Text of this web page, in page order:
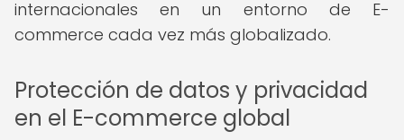
internacionales en un entorno de E-
commerce cada vez más globalizado.
Protección de datos y privacidad
en el E-commerce global